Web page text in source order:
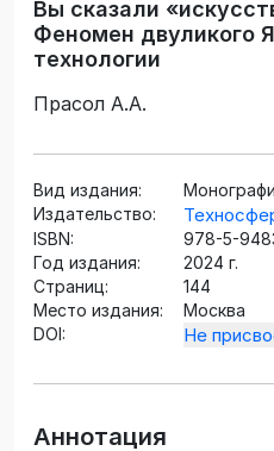
Вы сказали
Феномен двуликого
технологии
Прасол А.А.
Вид издания:
Издательство:
ISBN:
978-5-
Год издания:
2024 г.
Страниц:
144
Место издания:
Москва
DOI:
Не
Аннотация